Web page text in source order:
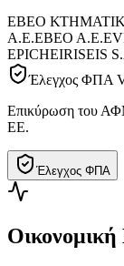
ΕΒΕΟ
Α.Ε.ΕΒΕΟ Α.Ε.
EPICHEIRISEIS
Έλεγχος ΦΠΑ
Επικύρωση του
ΕΕ.
Έλεγχος ΦΠΑ